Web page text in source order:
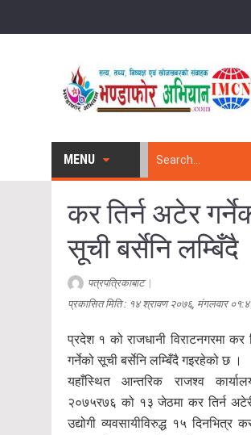
MENU
कर तिर्न अटेर
सूची बर्सेनि लम्बिँदै
पत्रपत्रिकाबाट|
प्रकासित मिति : १४ श्रावण २०७६, मंगलवार
प्रदेश १ को राजधानी विराटनगरमा कर
गर्नेको सूची बर्सेनि लम्बिँदै गइरहेको छ ।
यहाँस्थित आन्तरिक राजश्व
२०७५र७६ को १३ जेठमा कर तिर्न
उद्योगी व्यवसायीविरुद्ध १५ दिनभित्र